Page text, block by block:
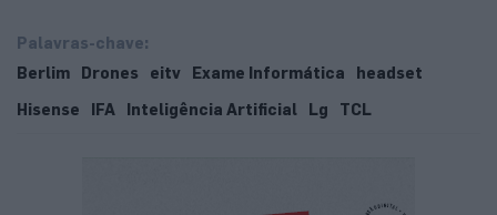
Palavras-chave:
Berlim
Drones eitv Exame Informática
headset
Hisense
IFA Inteligência Artificial Lg TCL